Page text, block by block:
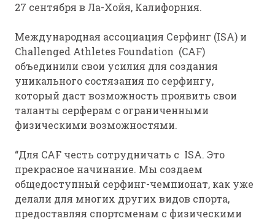
27 сентября в Ла-Хойя, Калифорния.
Международная ассоциация Серфинг (ISA) и
Challenged Athletes Foundation (CAF)
объединили свои усилия для создания
уникального состязания по серфингу,
который даст возможность проявить свои
таланты серферам с ограниченными
физическими возможностями.
“Для CAF честь сотрудничать с ISA. Это
прекрасное начинание. Мы создаем
общедоступный серфинг-чемпионат, как уже
делали для многих других видов спорта,
предоставляя спортсменам с физическими